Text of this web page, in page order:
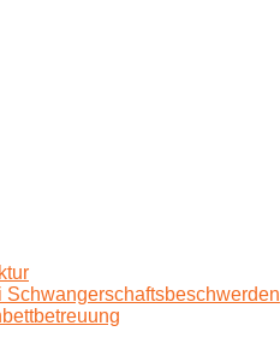
Schwangerschaftsbeschwerden